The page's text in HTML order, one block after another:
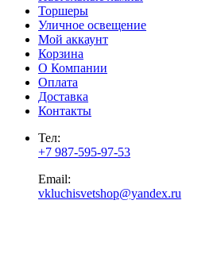
Торшеры
Уличное освещение
Мой аккаунт
Корзина
О Компании
Оплата
Доставка
Контакты
Тел:
+7 987-595-97-53
Email:
vkluchisvetshop@yandex.ru